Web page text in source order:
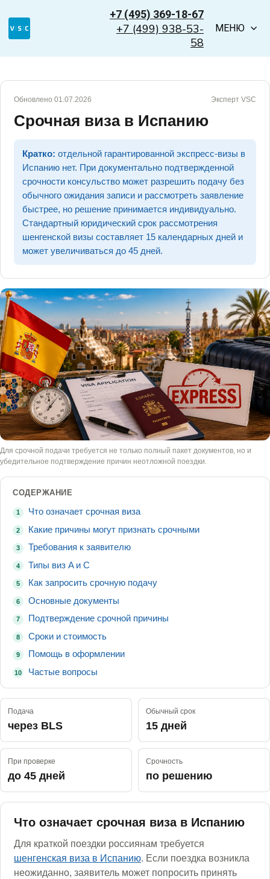
+7 (495) 369-18-67
+7 (499) 938-53-
58
МЕНЮ
Обновлено 01.07.2026 Эксперт VSC
Срочная виза в Испанию
Кратко: отдельной гарантированной экспресс-визы в
Испанию нет. При документально подтвержденной
срочности консульство может разрешить подачу без
обычного ожидания записи и рассмотреть заявление
быстрее, но решение принимается индивидуально.
Стандартный юридический срок рассмотрения
шенгенской визы составляет 15 календарных дней и
может увеличиваться до 45 дней.
Для срочной подачи требуется не только полный пакет документов, но и
убедительное подтверждение причин неотложной поездки.
СОДЕРЖАНИЕ
1 Что означает срочная виза
2 Какие причины могут признать срочными
3 Требования к заявителю
4 Типы виз A и C
5 Как запросить срочную подачу
6 Основные документы
7 Подтверждение срочной причины
8 Сроки и стоимость
9 Помощь в оформлении
10 Частые вопросы
Подача
через BLS
Обычный срок
15 дней
При проверке
до 45 дней
Срочность
по решению
Что означает срочная виза в Испанию
Для краткой поездки россиянам требуется
шенгенская виза в Испанию. Если поездка возникла
неожиданно, заявитель может попросить принять